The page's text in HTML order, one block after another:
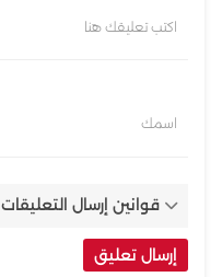
اكتب تعليقك هنا
اسمك
قوانين إرسال التعليقات